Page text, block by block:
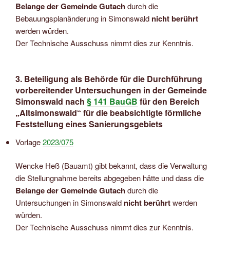
Belange der Gemeinde Gutachdurch die
Bebauungsplanänderung in Simonswald nicht berührt
werden würden.
Der Technische Ausschuss nimmt dies zur Kenntnis.
3. Beteiligung als Behörde für die Durchführung
vorbereitender Untersuchungen in der Gemeinde
Simonswald nach § 141 BauGB für den Bereich
„Altsimonswald“ für die beabsichtigte förmliche
Feststellung eines Sanierungsgebiets
Vorlage2023/075
Wencke Heß (Bauamt) gibt bekannt, dass die Verwaltung
die Stellungnahme bereits abgegeben hätte und dass die
Belange der Gemeinde Gutachdurch die
Untersuchungen in Simonswald nicht berührtwerden
würden.
Der Technische Ausschuss nimmt dies zur Kenntnis.